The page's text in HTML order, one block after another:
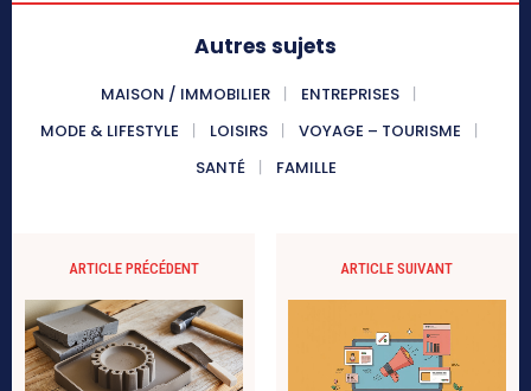
Autres sujets
MAISON / IMMOBILIER
ENTREPRISES
MODE & LIFESTYLE
LOISIRS
VOYAGE – TOURISME
SANTÉ
FAMILLE
ARTICLE PRÉCÉDENT ARTICLE SUIVANT